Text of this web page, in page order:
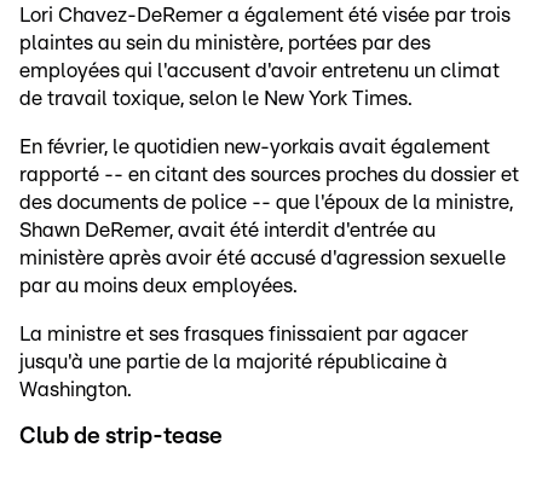
Lori Chavez-DeRemer a également été visée par trois
plaintes au sein du ministère, portées par des
employées qui l'accusent d'avoir entretenu un climat
de travail toxique, selon le New York Times.
En février, le quotidien new-yorkais avait également
rapporté -- en citant des sources proches du dossier et
des documents de police -- que l'époux de la ministre,
Shawn DeRemer, avait été interdit d'entrée au
ministère après avoir été accusé d'agression sexuelle
par au moins deux employées.
La ministre et ses frasques finissaient par agacer
jusqu'à une partie de la majorité républicaine à
Washington.
Club de strip-tease